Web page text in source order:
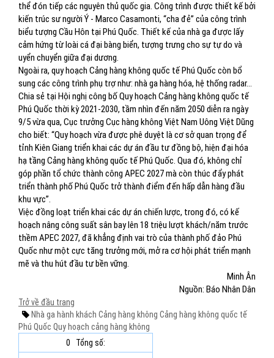
thể đón tiếp các nguyên thủ quốc gia. Công trình được thiết kế bởi
kiến trúc sư người Ý - Marco Casamonti, “cha đẻ” của công trình
biểu tượng Cầu Hôn tại Phú Quốc. Thiết kế của nhà ga được lấy
cảm hứng từ loài cá đại bàng biển, tượng trưng cho sự tự do và
uyển chuyển giữa đại dương.
Ngoài ra, quy hoạch Cảng hàng không quốc tế Phú Quốc còn bổ
sung các công trình phụ trợ như: nhà ga hàng hóa, hệ thống radar…
Chia sẻ tại Hội nghị công bố Quy hoạch Cảng hàng không quốc tế
Phú Quốc thời kỳ 2021-2030, tầm nhìn đến năm 2050 diễn ra ngày
9/5 vừa qua, Cục trưởng Cục hàng không Việt Nam Uông Việt Dũng
cho biết: “Quy hoạch vừa được phê duyệt là cơ sở quan trọng để
tỉnh Kiên Giang triển khai các dự án đầu tư đồng bộ, hiện đại hóa
hạ tầng Cảng hàng không quốc tế Phú Quốc. Qua đó, không chỉ
góp phần tổ chức thành công APEC 2027 mà còn thúc đẩy phát
triển thành phố Phú Quốc trở thành điểm đến hấp dẫn hàng đầu
khu vực”.
Việc đồng loạt triển khai các dự án chiến lược, trong đó, có kế
hoạch nâng công suất sân bay lên 18 triệu lượt khách/năm trước
thềm APEC 2027, đã khẳng định vai trò của thành phố đảo Phú
Quốc như một cực tăng trưởng mới, mở ra cơ hội phát triển mạnh
mẽ và thu hút đầu tư bền vững.
Minh Ân
Nguồn: Báo Nhân Dân
Trở về đầu trang
Nhà ga hành khách Cảng hàng không Cảng hàng không quốc tế
Phú Quốc Quy hoạch cảng hàng không
0
Tổng số: